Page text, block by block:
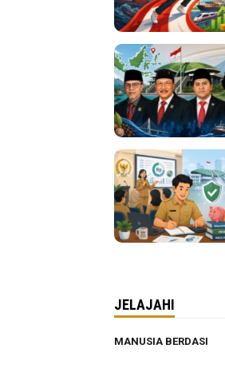
JELAJAHI
MANUSIA BERDASI